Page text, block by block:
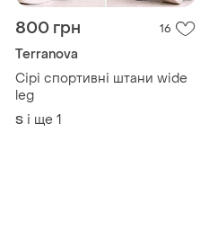
800 грн 16
Terranova
Сірі спортивні штани wide
leg
S і ще 1